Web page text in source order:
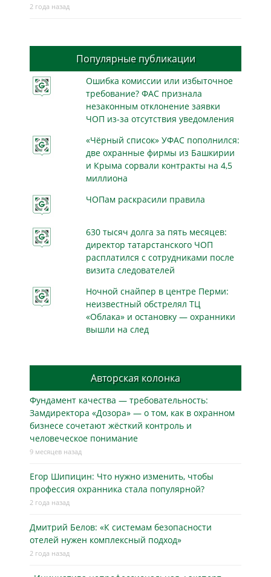
2 года назад
Популярные публикации
Ошибка комиссии или избыточное
требование? ФАС признала
незаконным отклонение заявки
ЧОП из-за отсутствия уведомления
«Чёрный список» УФАС пополнился:
две охранные фирмы из Башкирии
и Крыма сорвали контракты на 4,5
миллиона
ЧОПам раскрасили правила
630 тысяч долга за пять месяцев:
директор татарстанского ЧОП
расплатился с сотрудниками после
визита следователей
Ночной снайпер в центре Перми:
неизвестный обстрелял ТЦ
«Облака» и остановку — охранники
вышли на след
Авторская колонка
Фундамент качества — требовательность:
Замдиректора «Дозора» — о том, как в охранном
бизнесe сочетают жёсткий контроль и
человеческое понимание
9 месяцев назад
Егор Шипицин: Что нужно изменить, чтобы
профессия охранника стала популярной?
2 года назад
Дмитрий Белов: «К системам безопасности
отелей нужен комплексный подход»
2 года назад